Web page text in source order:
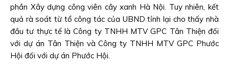
phần Xây dựng công viên cây xanh Hà Nội. Tuy nhiên, kết
quả rà soát từ tổ công tác của UBND tỉnh lại cho thấy nhà
đầu tư thực tế là Công ty TNHH MTV GPC Tân Thiện đối
với dự án Tân Thiện và Công ty TNHH MTV GPC Phước
Hội đối với dự án Phước Hội.